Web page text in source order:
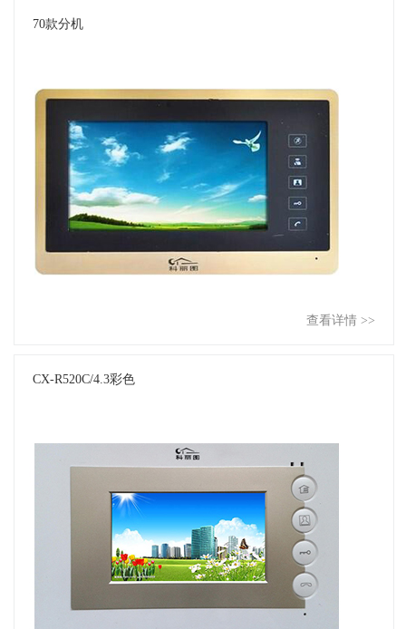
70款分机
查看详情 >>
CX-R520C/4.3彩色